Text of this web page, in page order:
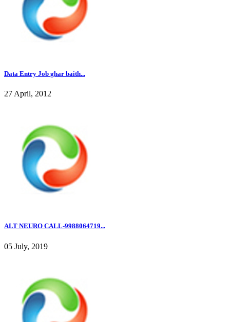
Data Entry Job ghar baith...
27 April, 2012
ALT NEURO CALL-9988064719...
05 July, 2019